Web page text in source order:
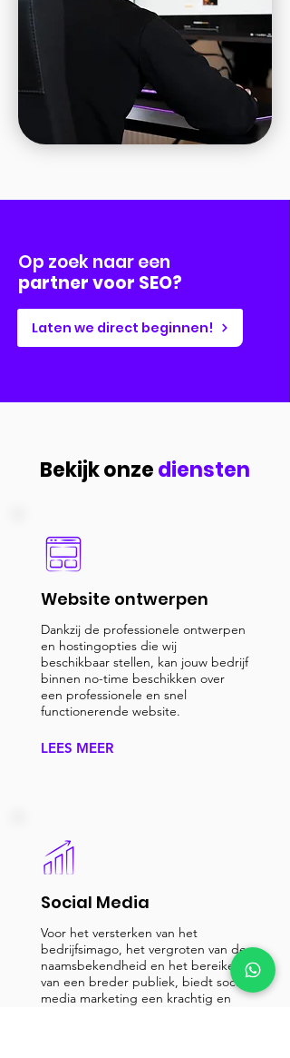
Op zoek naar een
partner voor SEO?
Laten we direct beginnen!
Bekijk onzediensten
Website ontwerpen
Dankzij de professionele ontwerpen
en hostingopties die wij
beschikbaar stellen, kan jouw bedrijf
binnen no-time beschikken over
een professionele en snel
functionerende website.
LEES MEER
Social Media
Voor het versterken van het
bedrijfsimago, het vergroten van de
naamsbekendheid en het bereiken
van een breder publiek, biedt social
media marketing een krachtig en